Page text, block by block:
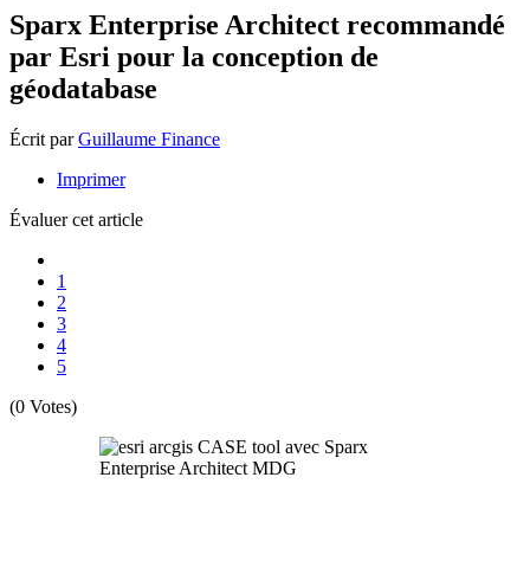
Sparx Enterprise Architect recommandé
par Esri pour la conception de
géodatabase
Écrit parGuillaume Finance
Imprimer
Évaluer cet article
1
2
3
4
5
(0 Votes)